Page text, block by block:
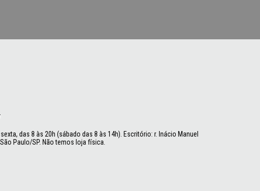
das 8 às 20h (sábado das 8 às 14h). Escritório: r. Inácio Manuel
Paulo/SP. Não temos loja física.